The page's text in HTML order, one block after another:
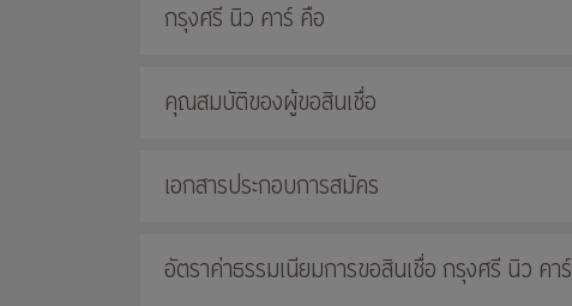
กรุงศรี นิว คาร์ คือ
คุณสมบัติของผู้ขอสินเชื่อ
เอกสารประกอบการสมัคร
อัตราค่าธรรมเนียมการขอสินเชื่อ กรุงศรี นิว คาร์